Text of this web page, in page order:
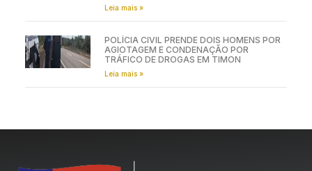
Leia mais »
POLÍCIA CIVIL PRENDE DOIS HOMENS POR
AGIOTAGEM E CONDENAÇÃO POR
TRÁFICO DE DROGAS EM TIMON
Leia mais »